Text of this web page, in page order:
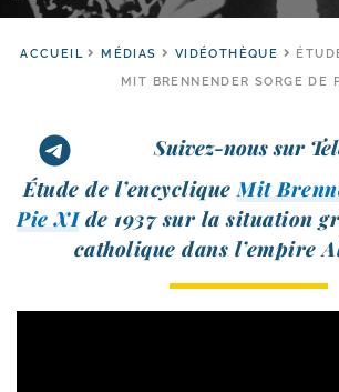
ACCUEIL MÉDIAS VIDÉOTHÈQUE
MIT BRENNENDER SORGE DE
Suivez-nous sur
Étude de l’en­cy­cliqueMit
Pie XIde 1937 sur la situa­tion
catho­lique dans l’empire